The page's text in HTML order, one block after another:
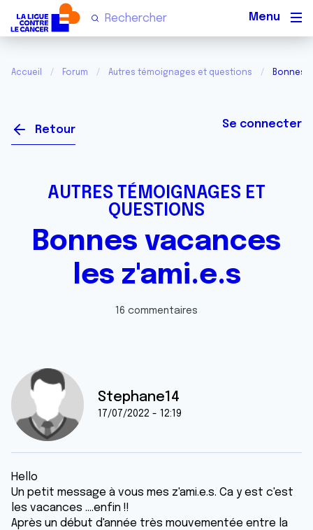
Accueil Forum Autres témoignages et questions Bonnes
Retour Se connecter
AUTRES TÉMOIGNAGES ET
QUESTIONS
Bonnes vacances
les z'ami.e.s
16 commentaires
Stephane14
17/07/2022 - 12:19
Hello
Un petit message à vous mes z'ami.e.s. Ca y est c'est
les vacances ....enfin !!
Après un début d'année très mouvementée entre la